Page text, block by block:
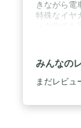
きながら電
特殊なイヤ
るから安
地。音楽
安心。
みんなの
まだレビュ